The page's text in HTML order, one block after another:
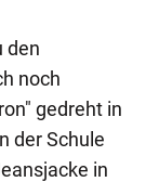
den
noch
gedreht in
der Schule
in